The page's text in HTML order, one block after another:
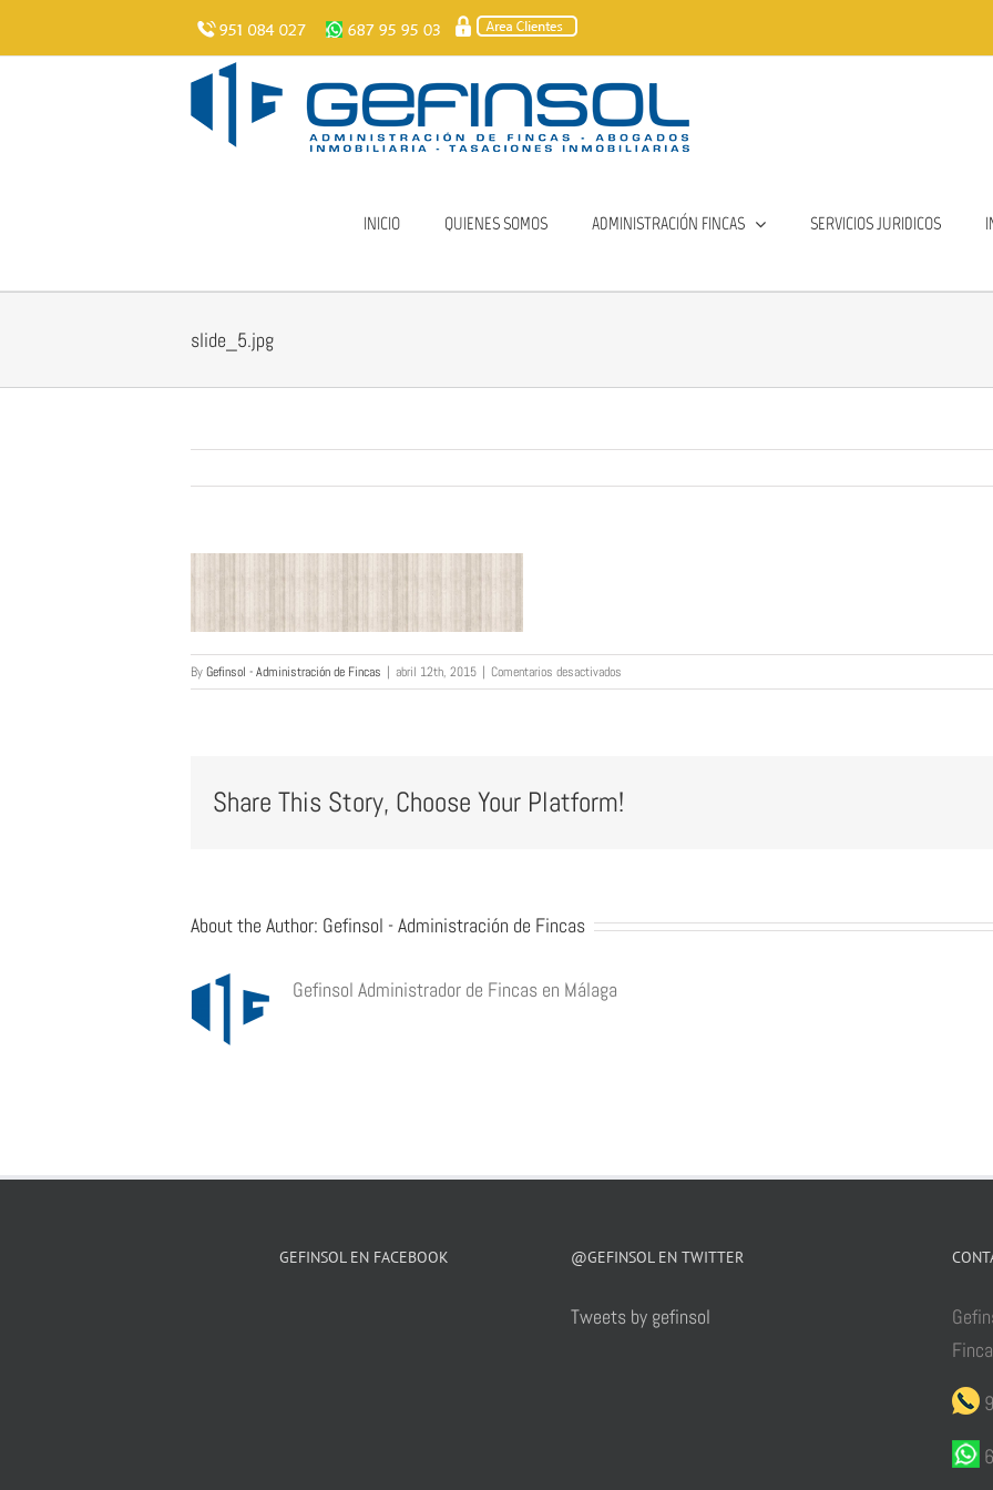
INICIO QUIENES SOMOS ADMINISTRACIÓN FINCAS SERVICIOS JURIDICOS
slide_5.jpg
ByGefinsol - Administración de Fincas | abril 12th, 2015 | Comentarios desactivados
slide_5.jpg
Share This Story, Choose Your Platform!
About the Author: Gefinsol - Administración de Fincas
Gefinsol Administrador de Fincas en Málaga
GEFINSOL EN FACEBOOK @GEFINSOL EN TWITTER
Tweets by gefinsol